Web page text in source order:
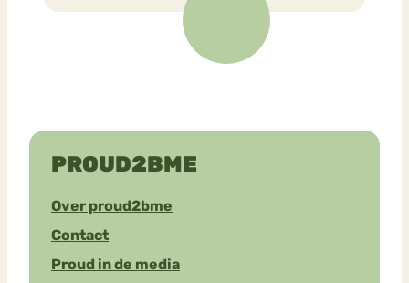
PROUD2BME
Over proud2bme
Contact
Proud in de media